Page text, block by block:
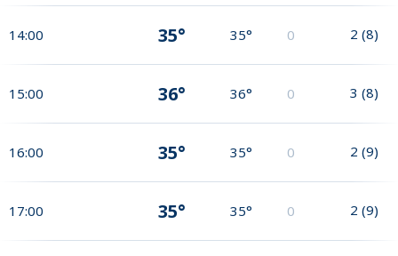
14:00 35° 35° 0 2 (8)
15:00 36° 36° 0 3 (8)
16:00 35° 35° 0 2 (9)
17:00 35° 35° 0 2 (9)